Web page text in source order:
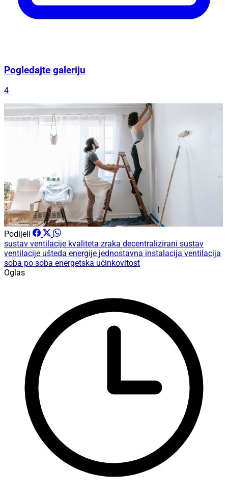
Pogledajte galeriju
4
Podijeli
sustav ventilacije kvaliteta zraka decentralizirani sustav
ventilacije ušteda energije jednostavna instalacija ventilacija
soba po soba energetska učinkovitost
Oglas